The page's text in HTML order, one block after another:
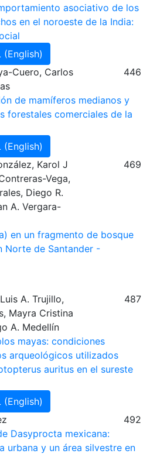
asociativo de los
en el noroeste de la India:
(English)
Cuero, Carlos
446
de mamíferos medianos y
forestales comerciales de la
(English)
Karol J
Vega,
Diego R.
A. Vergara-
469
en un fragmento de bosque
Norte de Santander -
A. Trujillo,
Mayra Cristina
A. Medellín
487
mayas: condiciones
arqueológicos utilizados
auritus en el sureste
(English)
492
Dasyprocta mexicana:
urbana y un área silvestre en